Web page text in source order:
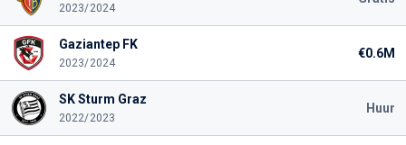
2023/2024
Gaziantep FK
2023/2024
€0.6M
SK Sturm Graz
2022/2023
Huur